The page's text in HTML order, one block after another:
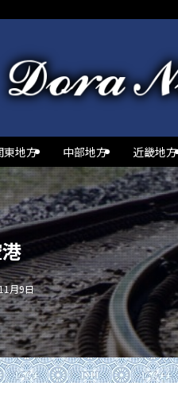
東地方 中部地方 近畿地方
月9日